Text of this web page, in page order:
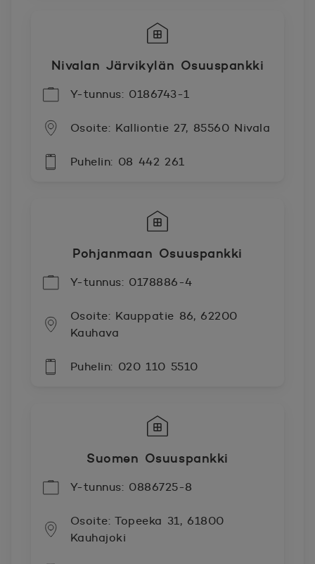
Nivalan Järvikylän Osuuspankki
Y-tunnus: 0186743-1
Osoite: Kalliontie 27, 85560 Nivala
Puhelin: 08 442 261
Pohjanmaan Osuuspankki
Y-tunnus: 0178886-4
Osoite: Kauppatie 86, 62200
Kauhava
Puhelin: 020 110 5510
Suomen Osuuspankki
Y-tunnus: 0886725-8
Osoite: Topeeka 31, 61800
Kauhajoki